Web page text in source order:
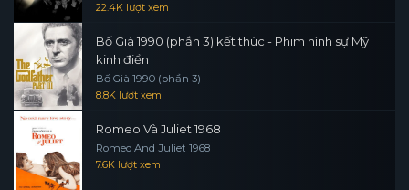
22.4K lượt xem
Bố Già 1990 (phần 3) kết thúc - Phim hình sự Mỹ
kinh điển
Bố Già 1990 (phần 3)
8.8K lượt xem
Romeo Và Juliet 1968
Romeo And Juliet 1968
7.6K lượt xem